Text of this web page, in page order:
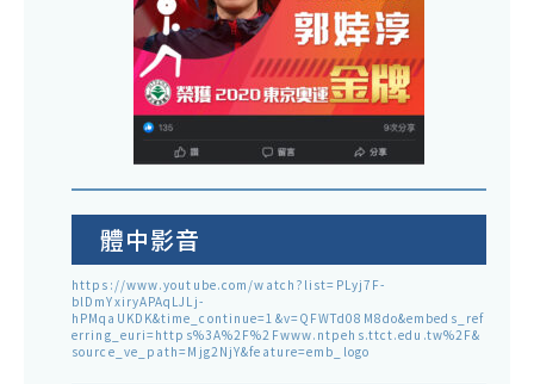
體中影音
https://www.youtube.com/watch?list=PLyj7F-
blDmYxiryAPAqLJLj-
hPMqaUKDK&time_continue=1&v=QFWTd08M8do&embeds_ref
erring_euri=https%3A%2F%2Fwww.ntpehs.ttct.edu.tw%2F&
source_ve_path=Mjg2NjY&feature=emb_logo